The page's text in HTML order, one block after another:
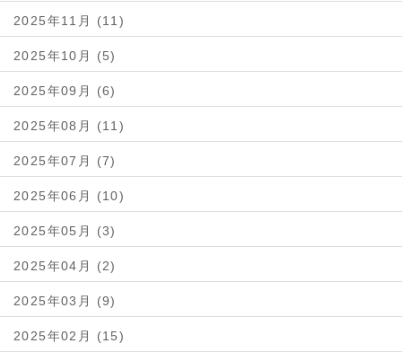
2025年11月 (11)
2025年10月 (5)
2025年09月 (6)
2025年08月 (11)
2025年07月 (7)
2025年06月 (10)
2025年05月 (3)
2025年04月 (2)
2025年03月 (9)
2025年02月 (15)